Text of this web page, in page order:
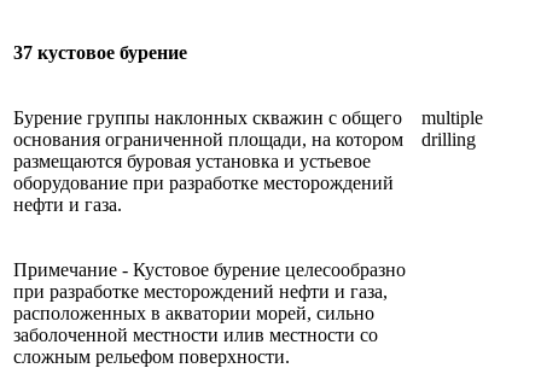
37 кустовое бурение
multiple
drilling
Бурение группы наклонных скважин с общего
основания ограниченной площади, на котором
размещаются буровая установка и устьевое
оборудование при разработке месторождений
нефти и газа.
Примечание - Кустовое бурение целесообразно
при разработке месторождений нефти и газа,
расположенных в акватории морей, сильно
заболоченной местности илив местности со
сложным рельефом поверхности.